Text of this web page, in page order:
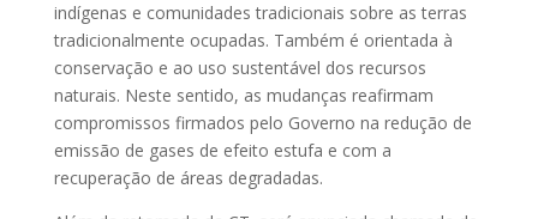
indígenas e comunidades tradicionais sobre as terras
tradicionalmente ocupadas. Também é orientada à
conservação e ao uso sustentável dos recursos
naturais. Neste sentido, as mudanças reafirmam
compromissos firmados pelo Governo na redução de
emissão de gases de efeito estufa e com a
recuperação de áreas degradadas.